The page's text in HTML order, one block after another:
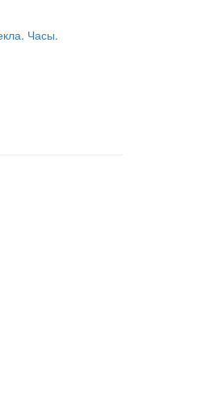
Часы.